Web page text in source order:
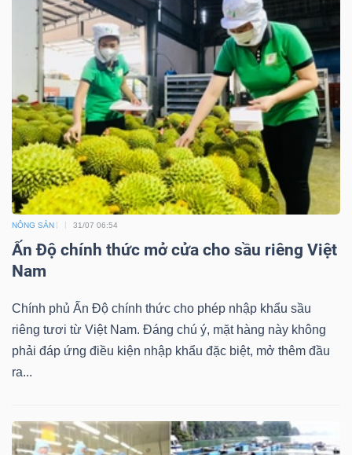
NÔNG SẢN 31/07 06:54
Ấn Độ chính thức mở cửa cho sầu riêng Việt
Nam
Chính phủ Ấn Độ chính thức cho phép nhập khẩu sầu
riêng tươi từ Việt Nam. Đáng chú ý, mặt hàng này không
phải đáp ứng điều kiện nhập khẩu đặc biệt, mở thêm đầu
ra...